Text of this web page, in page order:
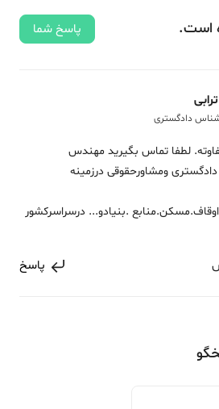
است. پاسخ شما
دادگستری
لطفا تماس بگیرید مهندس
ومشاورحقوقی درزمینه
.بنیادو... درسراسرکشور
پاسخ